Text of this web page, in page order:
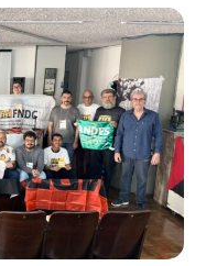
para as eleições 2026